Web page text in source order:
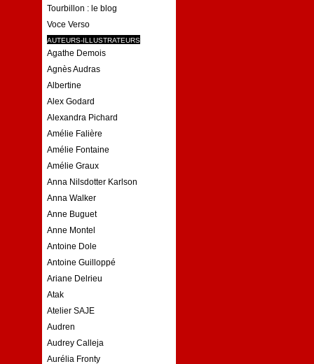
Tourbillon : le blog
Voce Verso
AUTEURS-ILLUSTRATEURS
Agathe Demois
Agnès Audras
Albertine
Alex Godard
Alexandra Pichard
Amélie Falière
Amélie Fontaine
Amélie Graux
Anna Nilsdotter Karlson
Anna Walker
Anne Buguet
Anne Montel
Antoine Dole
Antoine Guilloppé
Ariane Delrieu
Atak
Atelier SAJE
Audren
Audrey Calleja
Aurélia Fronty